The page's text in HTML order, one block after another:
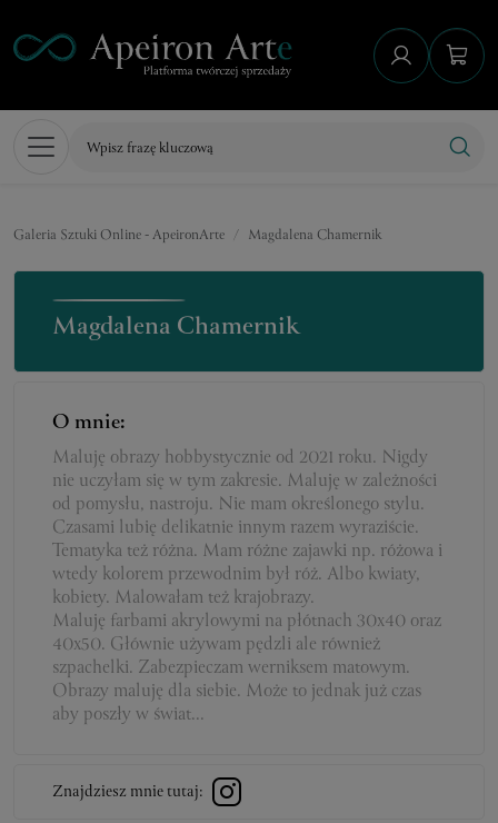
Galeria Sztuki Online - ApeironArte Magdalena Chamernik
Magdalena Chamernik
O mnie:
Maluję obrazy hobbystycznie od 2021 roku. Nigdy
nie uczyłam się w tym zakresie. Maluję w zależności
od pomysłu, nastroju. Nie mam określonego stylu.
Czasami lubię delikatnie innym razem wyraziście.
Tematyka też różna. Mam różne zajawki np. różowa i
wtedy kolorem przewodnim był róż. Albo kwiaty,
kobiety. Malowałam też krajobrazy.
Maluję farbami akrylowymi na płótnach 30x40 oraz
40x50. Głównie używam pędzli ale również
szpachelki. Zabezpieczam werniksem matowym.
Obrazy maluję dla siebie. Może to jednak już czas
aby poszły w świat...
Znajdziesz mnie tutaj: